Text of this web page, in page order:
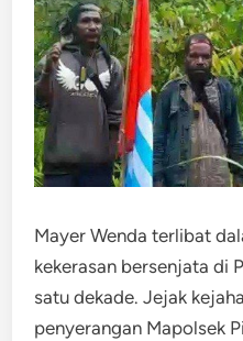
Mayer Wenda terlibat
kekerasan bersenjata di
satu dekade. Jejak
penyerangan Mapolsek